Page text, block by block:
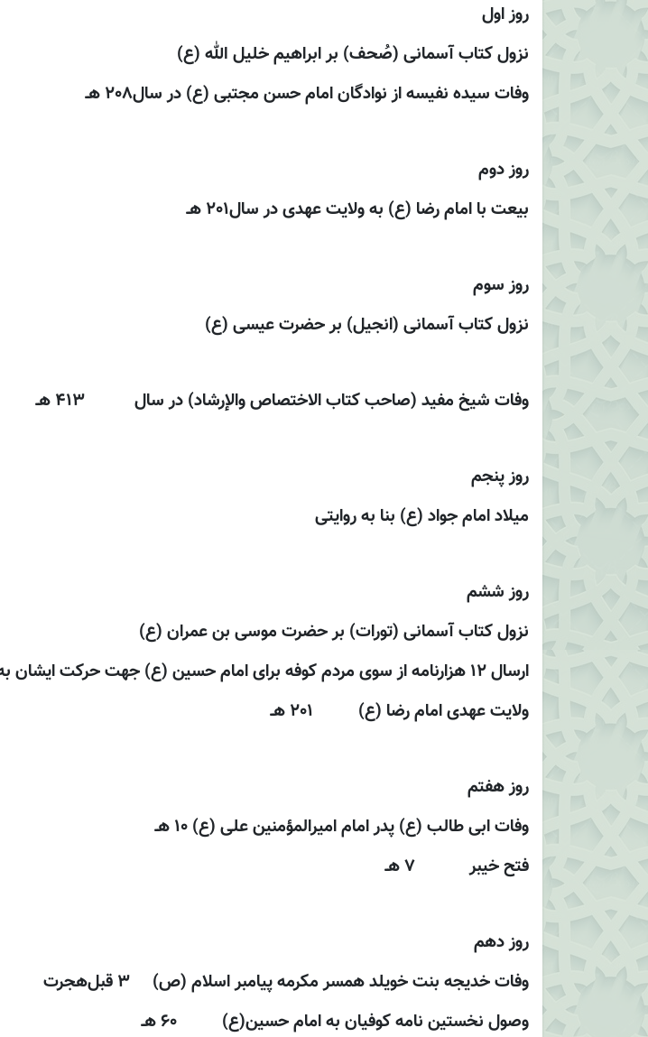
روز اول
نزول كتاب آسمانى (صُحف) بر ابراهيم خليل الله (ع)
وفات سيده نفيسه از نوادگان امام حسن مجتبى (ع) در سال208 هـ
روز دوم
بيعت با امام رضا (ع) به ولايت عهدى در سال201 هـ
روز سوم
نزول كتاب آسمانى (انجيل) بر حضرت عيسى (ع)
وفات شيخ مفيد (صاحب کتاب الاختصاص والإرشاد) در سال 413 هـ
روز پنجم
ميلاد امام جواد (ع) بنا به روايتى
روز ششم
نزول كتاب آسمانى (تورات) بر حضرت موسى بن عمران (ع)
ارسال 12 هزارنامه از سوى مردم كوفه براى امام حسين (ع) جهت حركت ايشان به سوى عراق
ولايت عهدى امام رضا (ع) 201 هـ
روز هفتم
وفات ابى طالب (ع) پدر امام اميرالمؤمنين على (ع) 10 هـ
فتح خيبر 7 هـ
روز دهم
وفات خديجه بنت خويلد همسر مکرمه پيامبر اسلام (ص) 3 قبل‌هجرت
وصول نخستين نامه كوفيان به امام حسين(ع) 60 هـ